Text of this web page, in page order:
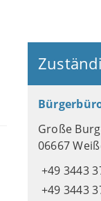
Große
06667
+49 3443
+49 3443